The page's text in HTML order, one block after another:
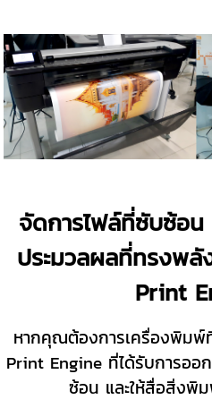
จัดการไฟล์ที่ซับซ้อ
ประมวลผลที่ทรงพลั
Print
หากคุณต้องการเครื่องพิมพ์
Print Engine ที่ได้รับการออ
ซ้อน และให้สื่อสิ่งพิ